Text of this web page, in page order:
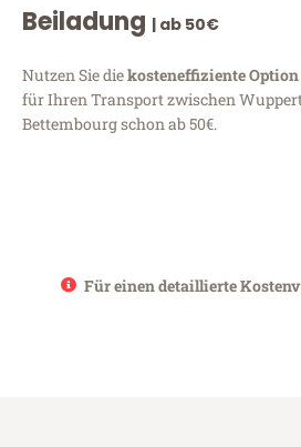
Beiladung | ab 50€
Nutzen Sie diekosteneffiziente Option
für Ihren Transport zwischen
Bettembourg schon ab 50€.
Für einen detaillierte